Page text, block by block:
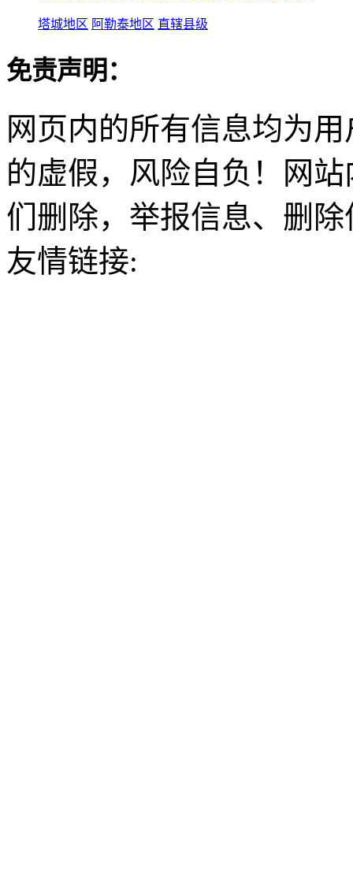
塔城地区 阿勒泰地区 直辖县级
免责声明：
网页内的所有信息均为
的虚假，风险自负！网
们删除，举报信息、删
友情链接: